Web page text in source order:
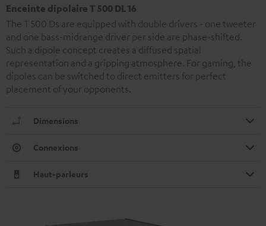
Enceinte dipolaire T 500 DL 16
The T 500 Ds are equipped with double drivers - one tweeter
and one bass-midrange driver per side are phase-shifted.
Such a dipole concept creates a diffused spatial
representation and a gripping atmosphere. For gaming, the
dipoles can be switched to direct emitters for perfect
placement of your opponents.
Dimensions
Connexions
Haut-parleurs